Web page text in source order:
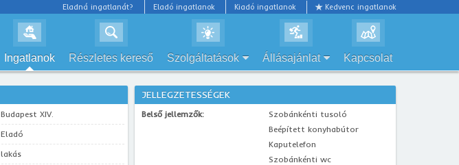
Eladná ingatlanát? Eladó ingatlanok Kiadó ingatlanok Kedvenc ingatlanok
Ingatlanok Részletes kereső Szolgáltatások Állásajánlat Kapcsolat
Budapest XIV.
Eladó
lakás
JELLEGZETESSÉGEK
Belső jellemzők:
Szobánkénti tusoló
Beépített konyhabútor
Kaputelefon
Szobánkénti wc